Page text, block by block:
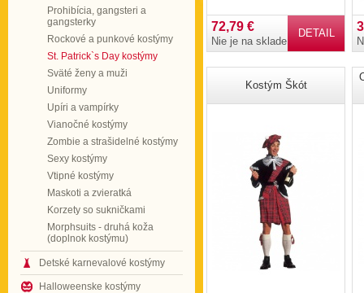
Prohibícia, gangsteri a
gangsterky
Rockové a punkové kostýmy
St. Patrick`s Day kostýmy
Sväté ženy a muži
Uniformy
Upíri a vampírky
Vianočné kostýmy
Zombie a strašidelné kostýmy
Sexy kostýmy
Vtipné kostýmy
Maskoti a zvieratká
Korzety so sukničkami
Morphsuits - druhá koža
(doplnok kostýmu)
Detské karnevalové kostýmy
Halloweenske kostýmy
DETAIL
72,79 €
Nie je na sklade
Kostým Škót